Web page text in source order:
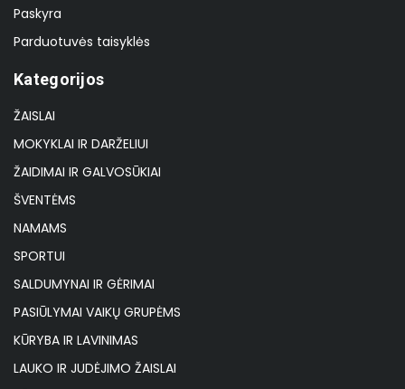
Paskyra
Parduotuvės taisyklės
Kategorijos
ŽAISLAI
MOKYKLAI IR DARŽELIUI
ŽAIDIMAI IR GALVOSŪKIAI
ŠVENTĖMS
NAMAMS
SPORTUI
SALDUMYNAI IR GĖRIMAI
PASIŪLYMAI VAIKŲ GRUPĖMS
KŪRYBA IR LAVINIMAS
LAUKO IR JUDĖJIMO ŽAISLAI